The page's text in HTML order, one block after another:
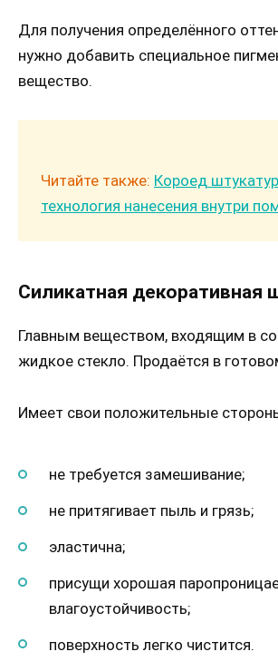
Для получения определённого
нужно добавить специальное
вещество.
Читайте также: Короед
технология нанесения внутри
Силикатная декоративная
Главным веществом, входящим в
жидкое стекло. Продаётся в
Имеет свои положительные
не требуется замешивание;
не притягивает пыль и грязь;
эластична;
присущи хорошая
влагоустойчивость;
поверхность легко чистится.